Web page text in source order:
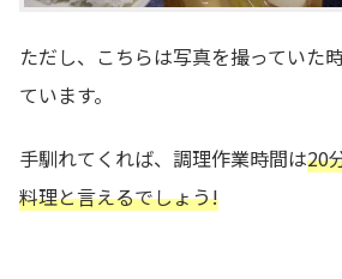
ただし、こちらは写真を撮っていた
ています。
手馴れてくれば、調理作業時間は20
料理と言えるでしょう!